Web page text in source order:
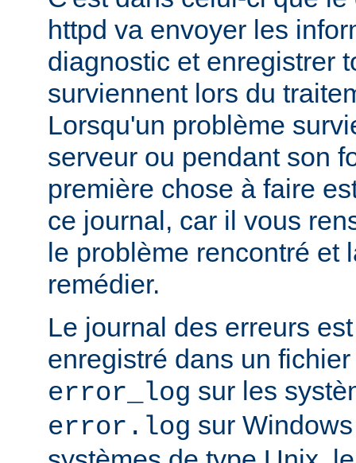
httpd va envoyer les
diagnostic et enregistrer
surviennent lors du
Lorsqu'un problème
serveur ou pendant son
première chose à faire
ce journal, car il vous
le problème rencontré et
remédier.
Le journal des erreurs
enregistré dans un
error_log sur les
error.log sur